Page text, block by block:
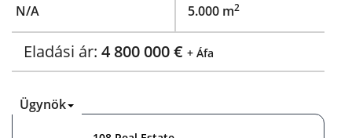
N/A 5.000 m2
Eladási ár: 4 800 000 € + Áfa
Ügynök